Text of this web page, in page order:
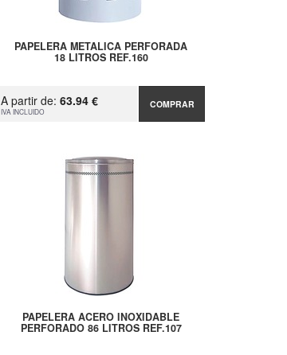
PAPELERA METALICA PERFORADA
18 LITROS REF.160
A partir de:63.94 €
IVA INCLUIDO
COMPRAR
PAPELERA ACERO INOXIDABLE
PERFORADO 86 LITROS REF.107